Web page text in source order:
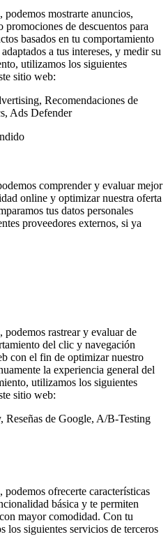
podemos mostrarte anuncios,
promociones de descuentos para
basados en tu comportamiento
a tus intereses, y medir su
utilizamos los siguientes
sitio web:
Recomendaciones de
Ads Defender
comprender y evaluar mejor
online y optimizar nuestra oferta
tus datos personales
proveedores externos, si ya
podemos rastrear y evaluar de
del clic y navegación
con el fin de optimizar nuestro
la experiencia general del
utilizamos los siguientes
sitio web:
de Google, A/B-Testing
podemos ofrecerte características
básica y te permiten
mayor comodidad. Con tu
los siguientes servicios de terceros